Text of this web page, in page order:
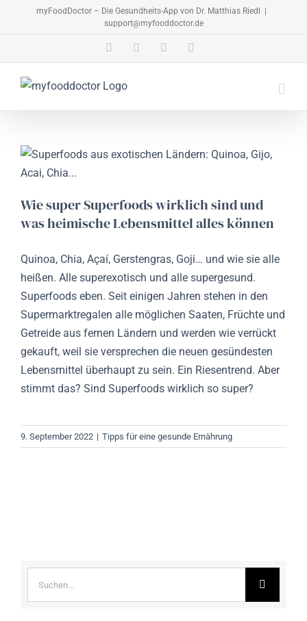
myFoodDoctor – Die Gesundheits-App von Dr. Matthias Riedl
support@myfooddoctor.de
FacebookInstagram
Wie super Superfoods wirklich sind und
was heimische Lebensmittel alles können
Quinoa, Chia, Açaí, Gerstengras, Goji… und wie sie alle
heißen. Alle superexotisch und alle supergesund.
Superfoods eben. Seit einigen Jahren stehen in den
Supermarktregalen alle möglichen Saaten, Früchte und
Getreide aus fernen Ländern und werden wie verrückt
gekauft, weil sie versprechen die neuen gesündesten
Lebensmittel überhaupt zu sein. Ein Riesentrend. Aber
stimmt das? Sind Superfoods wirklich so super?
9. September 2022 | Tipps für eine gesunde Ernährung